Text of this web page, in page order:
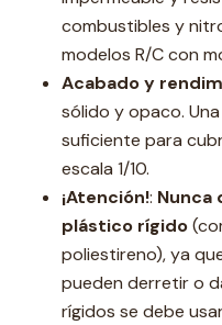
combustibles y
modelos R/C con
Acabado y
sólido y opaco.
suficiente para
escala 1/10.
¡Atención!: Nunca
plástico rígido
poliestireno), ya
pueden derretir o
rígidos se debe